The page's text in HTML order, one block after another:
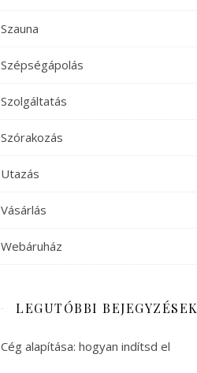
Szauna
Szépségápolás
Szolgáltatás
Szórakozás
Utazás
Vásárlás
Webáruház
LEGUTÓBBI BEJEGYZÉSEK
Cég alapítása: hogyan indítsd el